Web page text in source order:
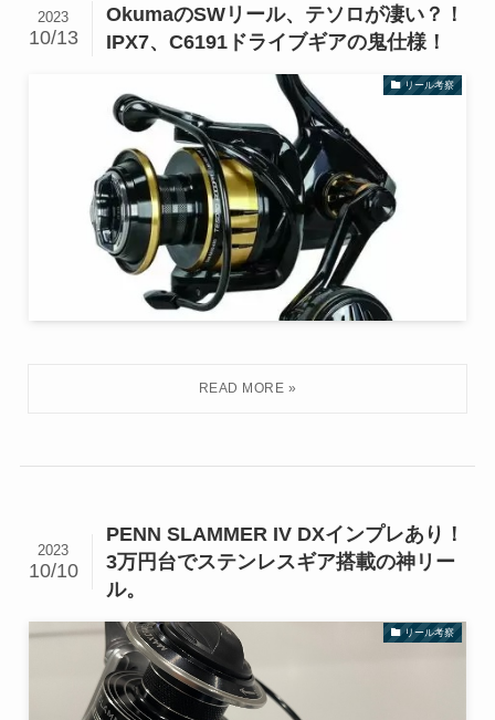
OkumaのSWリール、テソロが凄い？！
IPX7、C6191ドライブギアの鬼仕様！
2023
10/13
リール考察
PENN SLAMMER IV DXインプレあり！
3万円台でステンレスギア搭載の神リー
ル。
2023
10/10
リール考察